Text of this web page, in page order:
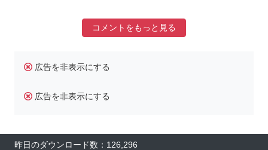
コメントをもっと見る
広告を非表示にする
広告を非表示にする
昨日のダウンロード数：126,296